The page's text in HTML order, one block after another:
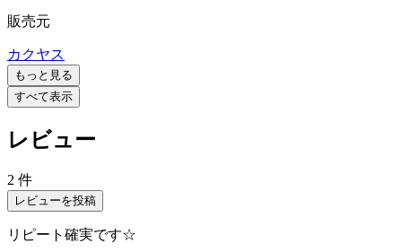
販売元
カクヤス
もっと見る
すべて表示
レビュー
2 件
レビューを投稿
リピート確実です☆